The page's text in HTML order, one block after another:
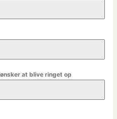
at blive ringet op